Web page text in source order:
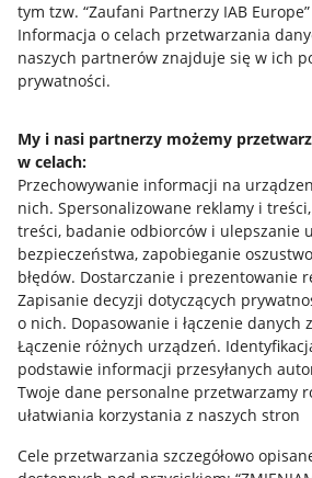
tym tzw. “Zaufani Partnerzy IAB
Informacja o celach przetwarzania
naszych partnerów znajduje się w ich
prywatności.
My i nasi partnerzy możemy
w celach:
Przechowywanie informacji na
nich. Spersonalizowane reklamy i
treści, badanie odbiorców i ulepszanie
bezpieczeństwa, zapobieganie
błędów. Dostarczanie i prezentowanie
Zapisanie decyzji dotyczących
o nich. Dopasowanie i łączenie danych
Łączenie różnych urządzeń.
podstawie informacji przesyłanych
Twoje dane personalne przetwarzamy
ułatwiania korzystania z naszych stron
Cele przetwarzania szczegółowo
Przydatne informacje
Jak to działa
Allegro Gadane dla sprzedających
Allegro Gadane dla kupujących
Mapa miejscowości
Informacje prawne
Regulamin
Polityka plików "cookies"
Ustawienia plików "cookies"
Udostępnianie lokalizacji